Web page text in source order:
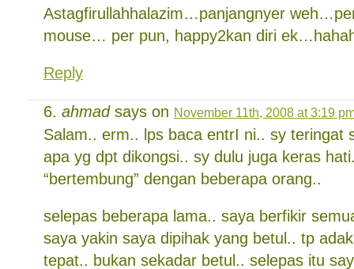
Astagfirullahhalazim…panjangnyer
mouse… per pun, happy2kan diri
Reply
ahmadsays on November 11th, 2008 at 3:19
Salam.. erm.. lps baca entrI ni.. sy teringat
apa yg dpt dikongsi.. sy dulu juga keras
“bertembung” dengan beberapa orang..
selepas beberapa lama.. saya berfikir
saya yakin saya dipihak yang betul.. tp
tepat.. bukan sekadar betul.. selepas itu